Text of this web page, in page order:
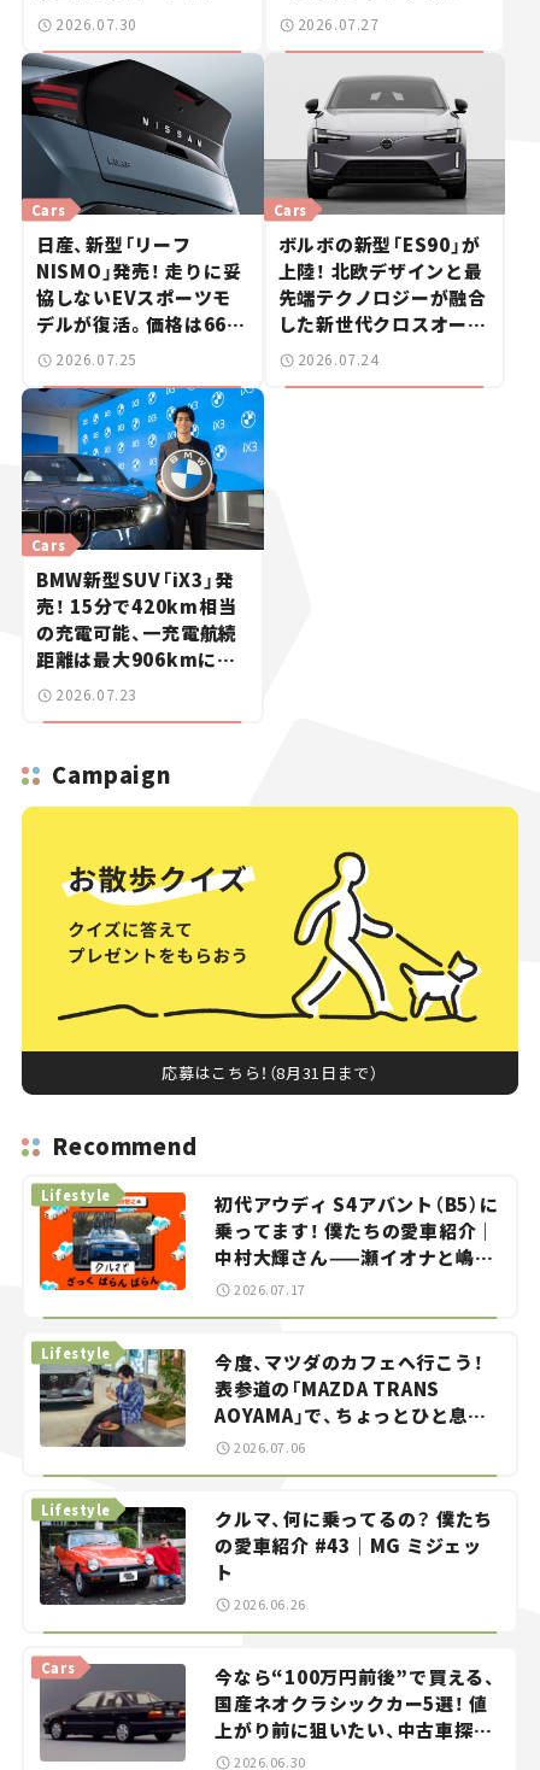
ブレークも発売【新車ニ
2026.07.30
SUV！【日本未発売のク
2026.07.27
Cars
日産、新型「リーフ
NISMO」発売！ 走りに妥
協しないEVスポーツモ
デルが復活。価格は660
万円から【新車ニュース】
2026.07.25
Cars
ボルボの新型「ES90」が
上陸！ 北欧デザインと最
先端テクノロジーが融合
した新世代クロスオーバ
ー【新車ニュース】
2026.07.24
Cars
BMW新型SUV「iX3」発
売！ 15分で420km相当
の充電可能、一充電航続
距離は最大906kmに。
サッカー中村敬斗選手も
2026.07.23
Campaign
応募はこちら！（8月31日まで）
Recommend
初代アウディ S4アバント（B5）に
乗ってます！ 僕たちの愛車紹介｜
中村大輝さん——瀬イオナと嶋田
智之の「クルマでざっくばらんば
Lifestyle
2026.07.17
今度、マツダのカフェへ行こう！
表参道の「MAZDA TRANS
AOYAMA」で、ちょっとひと息。
——連載｜CCGとクルマでどうす
Lifestyle
2026.07.06
クルマ、何に乗ってるの？ 僕たち
の愛車紹介 #43｜MG ミジェッ
ト
Lifestyle
2026.06.26
今なら“100万円前後”で買える、
国産ネオクラシックカー5選！ 値
上がり前に狙いたい、中古車探し
をお手伝い――ちょっとイケてるマ
Cars
2026.06.30